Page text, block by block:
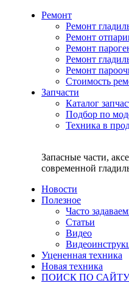
Ремонт
Ремонт
Ремонт
Ремонт
Ремонт
Ремонт
Стоимость
Запчасти
Каталог
Подбор по
Техника в
Запасные части,
современной
Новости
Полезное
Часто
Статьи
Видео
Уцененная техника
Новая техника
ПОИСК ПО САЙТУ